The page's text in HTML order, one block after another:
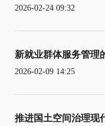
2026-02-24 09:32
新就业群体服务管理
2026-02-09 14:25
推进国土空间治理现